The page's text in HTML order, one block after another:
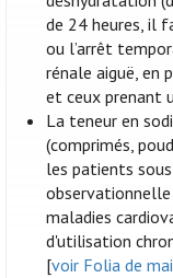
de 24 heures, il
ou l’arrêt
rénale aiguë, en
et ceux prenant
La teneur en
(comprimés,
les patients
maladies
d'utilisation
[voir Folia de